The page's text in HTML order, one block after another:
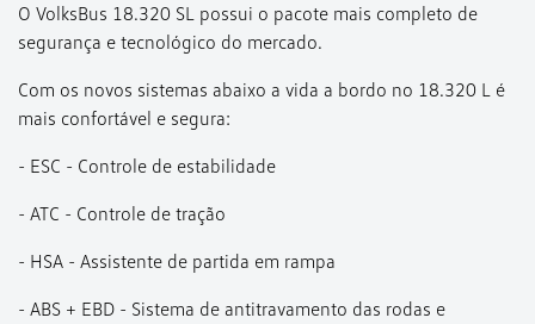
O VolksBus 18.320 SL possui o pacote mais completo de
segurança e tecnológico do mercado.
Com os novos sistemas abaixo a vida a bordo no 18.320 L é
mais confortável e segura:
- ESC - Controle de estabilidade
- ATC - Controle de tração
- HSA - Assistente de partida em rampa
- ABS + EBD - Sistema de antitravamento das rodas e